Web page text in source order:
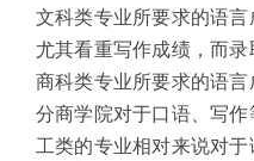
文科类专业所要求的语
尤其看重写作成绩，而录
商科类专业所要求的语
分商学院对于口语、写
工类的专业相对来说对于